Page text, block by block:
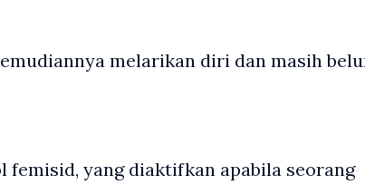
melarikan diri dan masih
yang diaktifkan apabila seorang